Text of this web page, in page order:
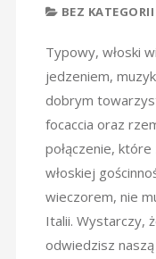
BEZ KATEGORII
Typowy, włoski
jedzeniem,
dobrym
focaccia oraz
połączenie,
włoskiej
wieczorem, nie
Italii. Wystarczy,
odwiedzisz